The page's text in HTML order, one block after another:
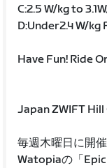
C:2.5 W/kg to
D:Under2.4 W/kg
Have Fun! Ride
Japan ZWIFT Hill
毎週木曜日に開
Watopiaの「Epic